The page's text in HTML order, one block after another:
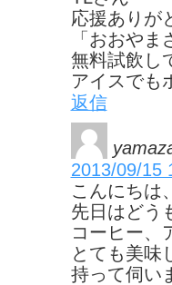
応援ありが
「おおや
無料試飲し
アイスでも
返信
2013/09/15
こんにちは
先日はどう
コーヒー、
とても美味
持って伺い